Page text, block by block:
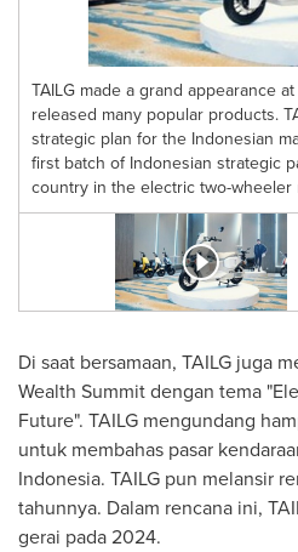
TAILG made a grand appearance
released many popular products.
strategic plan for the Indonesian
first batch of Indonesian strategic
country in the electric two-wheeler
Di saat bersamaan, TAILG juga
Wealth Summit dengan tema
Future". TAILG mengundang
untuk membahas pasar
Indonesia. TAILG pun melansir
tahunnya. Dalam rencana ini,
gerai pada 2024.